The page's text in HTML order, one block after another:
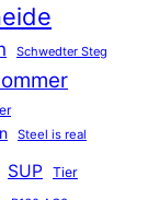
Schwedter Steg
Steel is real
SUP Tier